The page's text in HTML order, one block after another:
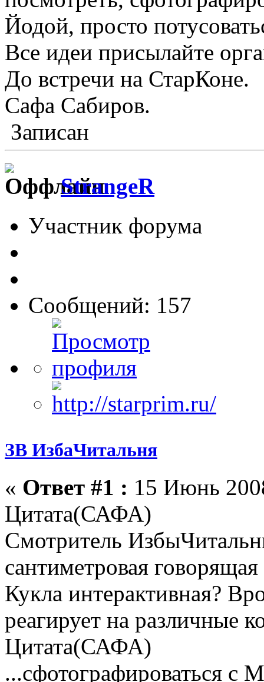
Йодой, просто
Все идеи присылайте
До встречи на СтарКоне.
Сафа Сабиров.
Записан
StrangeR
Участник форума
Сообщений: 157
ЗВ ИзбаЧитальня
« Ответ #1 : 15 Июнь
Цитата(САФА)
Смотритель
сантиметровая
Кукла интерактивная?
реагирует на различные
Цитата(САФА)
...сфотографироваться с